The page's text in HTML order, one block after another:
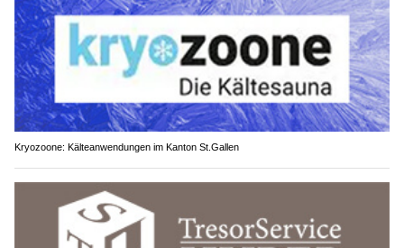
Kryozoone: Kälteanwendungen im Kanton St.Gallen